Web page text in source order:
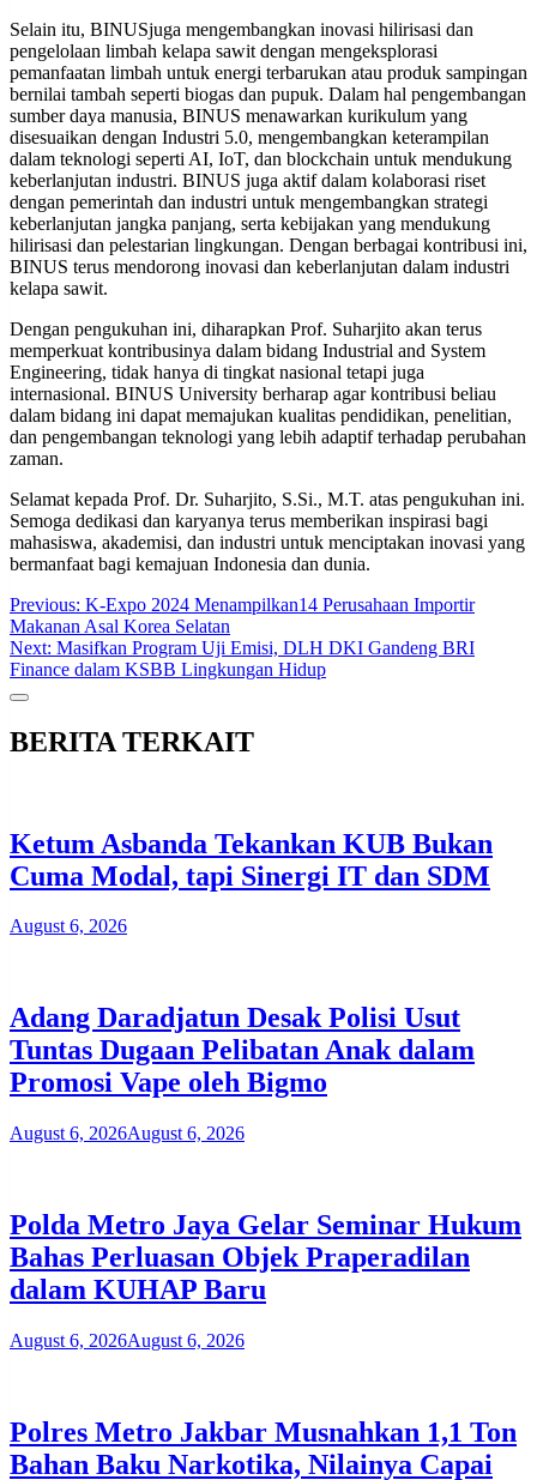
Selain itu, BINUSjuga mengembangkan inovasi hilirisasi dan
pengelolaan limbah kelapa sawit dengan mengeksplorasi
pemanfaatan limbah untuk energi terbarukan atau produk sampingan
bernilai tambah seperti biogas dan pupuk. Dalam hal pengembangan
sumber daya manusia, BINUS menawarkan kurikulum yang
disesuaikan dengan Industri 5.0, mengembangkan keterampilan
dalam teknologi seperti AI, IoT, dan blockchain untuk mendukung
keberlanjutan industri. BINUS juga aktif dalam kolaborasi riset
dengan pemerintah dan industri untuk mengembangkan strategi
keberlanjutan jangka panjang, serta kebijakan yang mendukung
hilirisasi dan pelestarian lingkungan. Dengan berbagai kontribusi ini,
BINUS terus mendorong inovasi dan keberlanjutan dalam industri
kelapa sawit.
Dengan pengukuhan ini, diharapkan Prof. Suharjito akan terus
memperkuat kontribusinya dalam bidang Industrial and System
Engineering, tidak hanya di tingkat nasional tetapi juga
internasional. BINUS University berharap agar kontribusi beliau
dalam bidang ini dapat memajukan kualitas pendidikan, penelitian,
dan pengembangan teknologi yang lebih adaptif terhadap perubahan
zaman.
Selamat kepada Prof. Dr. Suharjito, S.Si., M.T. atas pengukuhan ini.
Semoga dedikasi dan karyanya terus memberikan inspirasi bagi
mahasiswa, akademisi, dan industri untuk menciptakan inovasi yang
bermanfaat bagi kemajuan Indonesia dan dunia.
Post
navigation
Previous: K-Expo 2024 Menampilkan14 Perusahaan Importir
Makanan Asal Korea Selatan
Next: Masifkan Program Uji Emisi, DLH DKI Gandeng BRI
Finance dalam KSBB Lingkungan Hidup
BERITA TERKAIT
Ketum Asbanda Tekankan KUB Bukan
Cuma Modal, tapi Sinergi IT dan SDM
August 6, 2026
Adang Daradjatun Desak Polisi Usut
Tuntas Dugaan Pelibatan Anak dalam
Promosi Vape oleh Bigmo
August 6, 2026August 6, 2026
Polda Metro Jaya Gelar Seminar Hukum
Bahas Perluasan Objek Praperadilan
dalam KUHAP Baru
August 6, 2026August 6, 2026
Polres Metro Jakbar Musnahkan 1,1 Ton
Bahan Baku Narkotika, Nilainya Capai